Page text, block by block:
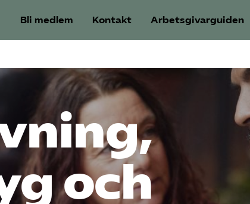
Bli medlem Kontakt Arbetsgivarguiden
och